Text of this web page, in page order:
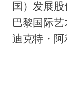
国）发展
巴黎国际
迪克特・阿